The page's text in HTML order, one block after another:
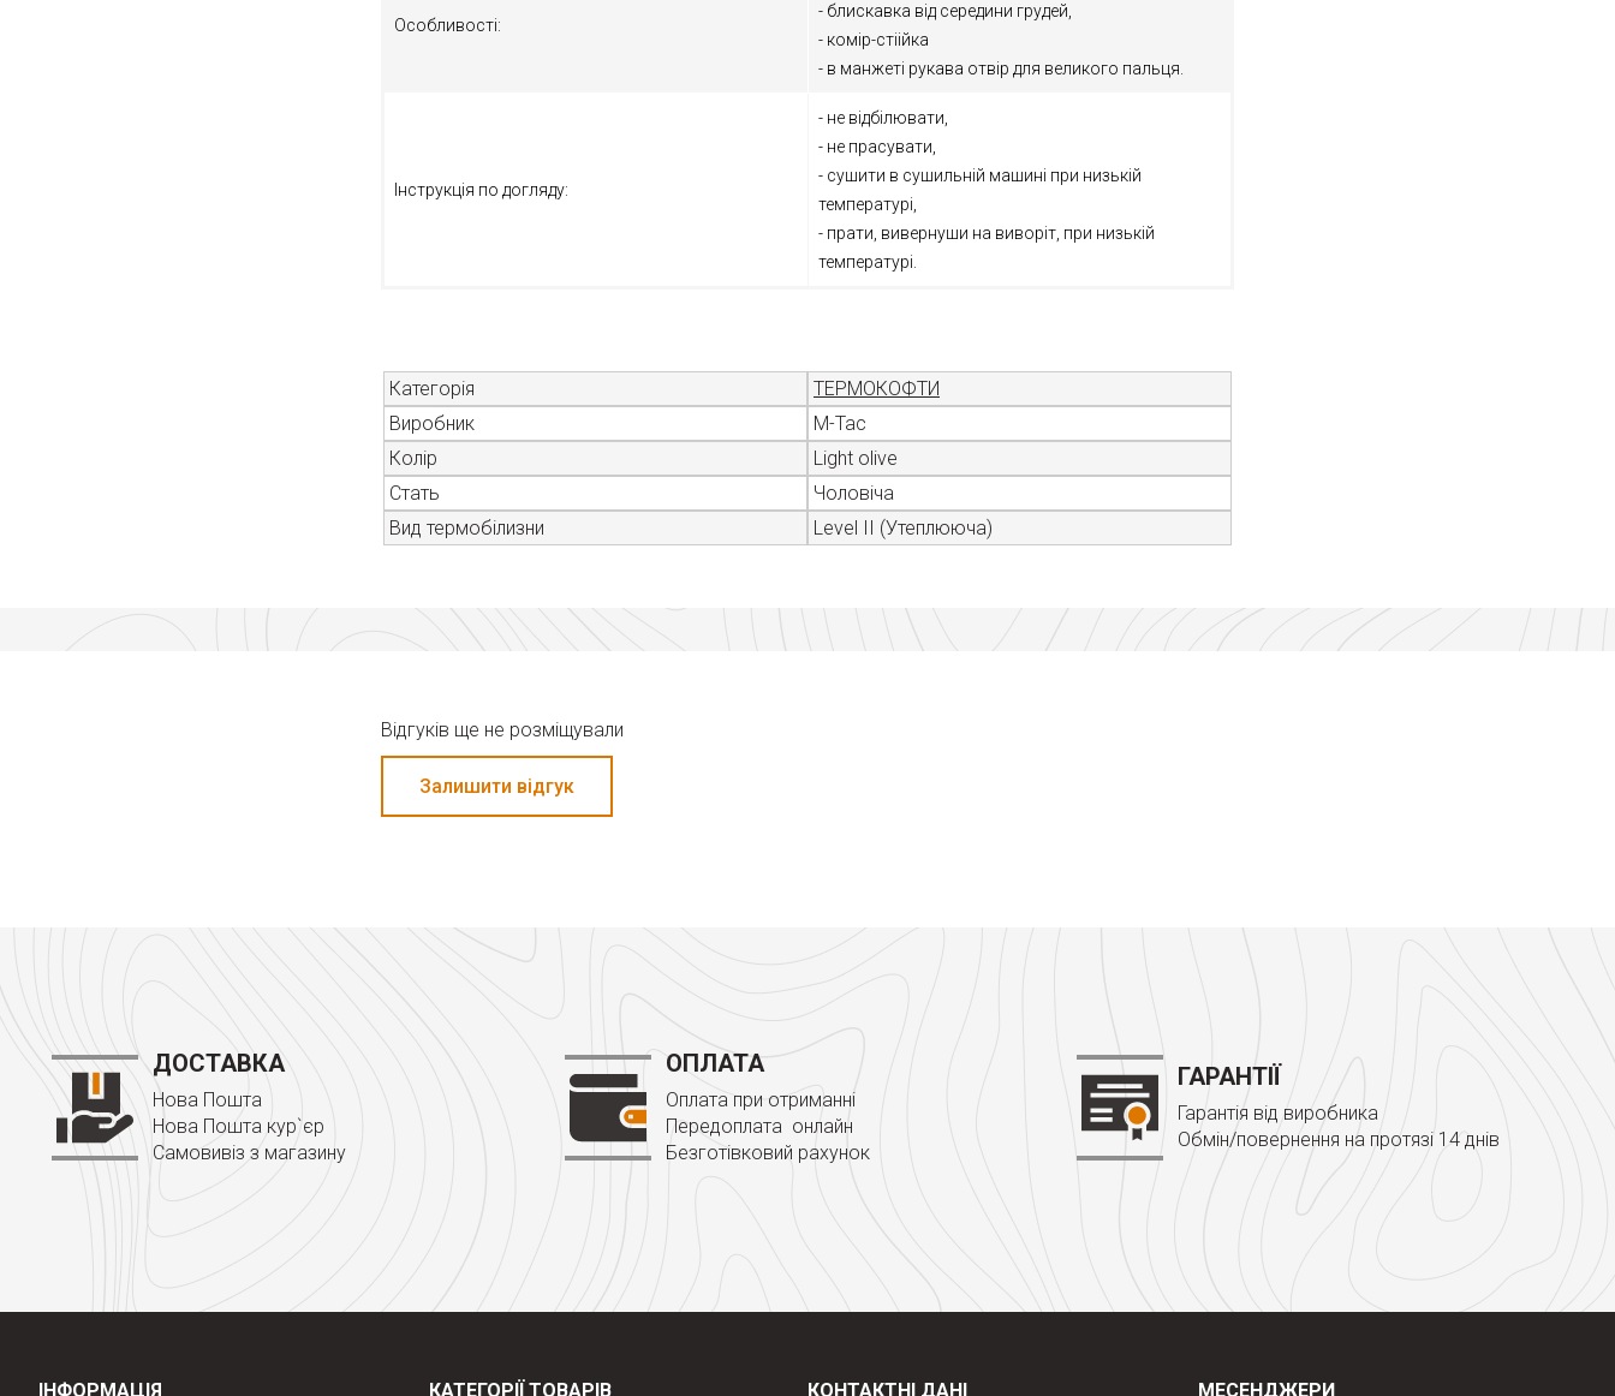
Особливості:
- блискавка від середини грудей,
- комір-стіійка
- в манжеті рукава отвір для великого пальця.
Інструкція по догляду:
- не відбілювати,
- не прасувати,
- сушити в сушильній машині при низькій
температурі,
- прати, вивернуши на виворіт, при низькій
температурі.
Категорія
ТЕРМОКОФТИ
Виробник
M-Tac
Колір
Light olive
Стать
Чоловіча
Вид термобілизни
Level II (Утеплююча)
Відгуків ще не розміщували
Залишити відгук
ДОСТАВКА
Нова Пошта
Нова Пошта кур`єр
Самовивіз з магазину
ОПЛАТА
Оплата при отриманні
Передоплата онлайн
Безготівковий рахунок
ГАРАНТІЇ
Гарантія від виробника
Обмін/повернення на протязі 14 днів
ІНФОРМАЦІЯ КАТЕГОРІЇ ТОВАРІВ КОНТАКТНІ ДАНІ МЕСЕНДЖЕРИ